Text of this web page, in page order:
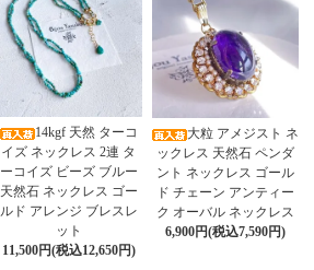
14kgf 天然 ターコ
イズ ネックレス 2連 タ
ーコイズ ビーズ ブルー
天然石 ネックレス ゴー
ルド アレンジ ブレスレ
ット
11,500円(税込12,650円)
大粒 アメジスト ネ
ックレス 天然石 ペンダ
ント ネックレス ゴール
ド チェーン アンティー
ク オーバル ネックレス
6,900円(税込7,590円)